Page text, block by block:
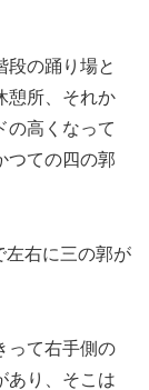
段の踊り場と
憩所、それか
の高くなって
つての四の郭
左右に三の郭が
って右手側の
あり、そこは